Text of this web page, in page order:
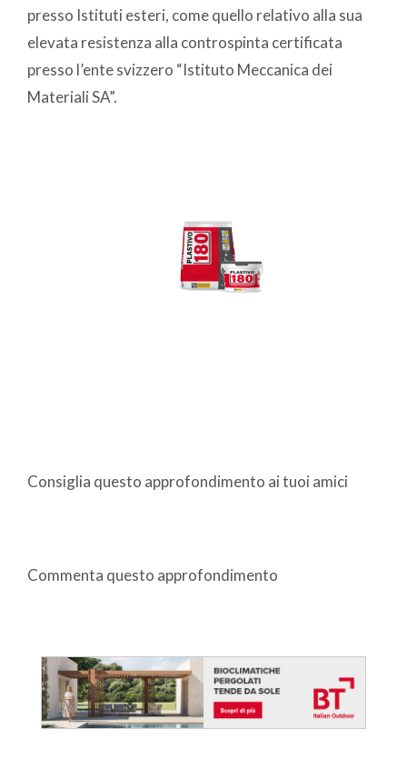
presso Istituti esteri, come quello relativo alla sua
elevata resistenza alla controspinta certificata
presso l’ente svizzero “Istituto Meccanica dei
Materiali SA”.
Consiglia questo approfondimento ai tuoi amici
Commenta questo approfondimento